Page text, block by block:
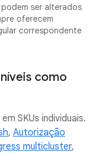
ser alterados
oferecem
correspondente
como
SKUs individuais.
, Autorização
multicluster,